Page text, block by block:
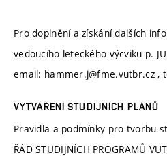
Pro doplnění a získání dalších
vedoucího leteckého výcviku p.
email: hammer.j@fme.vutbr.cz ,
VYTVÁŘENÍ STUDIJNÍCH PLÁNŮ
Pravidla a podmínky pro tvorbu
ŘÁD STUDIJNÍCH PROGRAMŮ